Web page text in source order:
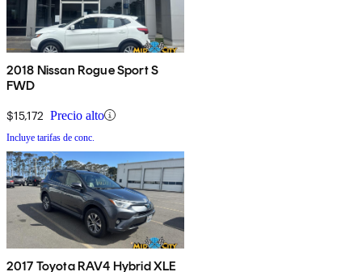
2018 Nissan Rogue Sport S
FWD
$15,172 Precio alto
Incluye tarifas de conc.
2017 Toyota RAV4 Hybrid XLE